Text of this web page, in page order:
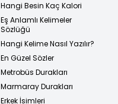
Hangi Besin Kaç Kalori
Eş Anlamlı Kelimeler
Sözlüğü
Hangi Kelime Nasıl Yazılır?
En Güzel Sözler
Metrobüs Durakları
Marmaray Durakları
Erkek İsimleri